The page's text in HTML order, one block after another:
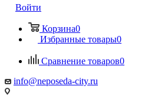
Войти
Корзина0
Избранные товары0
Сравнение товаров0
info@neposeda-city.ru